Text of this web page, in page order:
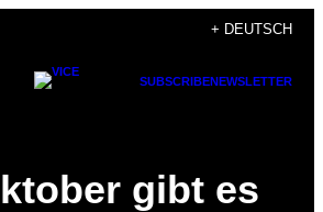
+ DEUTSCH
SUBSCRIBENEWSLETTER
gibt es